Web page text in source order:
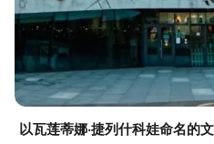
以瓦莲蒂娜·捷列什科娃命名的